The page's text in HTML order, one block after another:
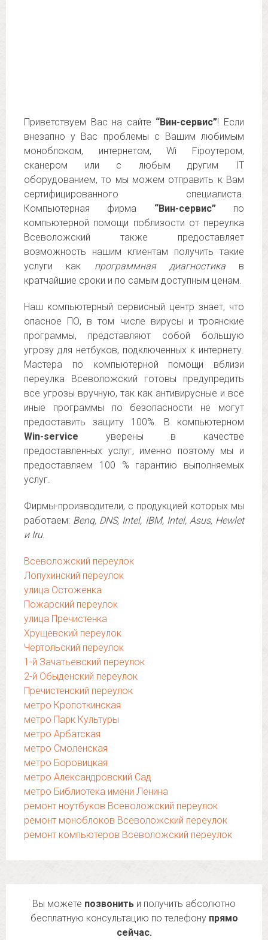
Приветствуем Вас на сайте “Вин-сервис”! Если
внезапно у Вас проблемы с Вашим любимым
моноблоком, интернетом, Wi Fiроутером,
сканером или с любым другим IT
оборудованием, то мы можем отправить к Вам
сертифицированного специалиста.
Компьютерная фирма “Вин-сервис”по
компьютерной помощи поблизости от переулка
Всеволожский также предоставляет
возможность нашим клиентам получить такие
услуги как программная диагностикав
кратчайшие сроки и по самым доступным ценам.
Наш компьютерный сервисный центр знает, что
опасное ПО, в том числе вирусы и троянские
программы, представляют собой большую
угрозу для нетбуков, подключенных к интернету.
Мастера по компьютерной помощи вблизи
переулка Всеволожский готовы предупредить
все угрозы вручную, так как антивирусные и все
иные программы по безопасности не могут
предоставить защиту 100%. В компьютерном
Win-service уверены в качестве
предоставленных услуг, именно поэтому мы и
предоставляем 100 % гарантию выполняемых
услуг.
Фирмы-производители, с продукцией которых мы
работаем: Benq, DNS, Intel, IBM, Intel, Asus, Hewlet
и Iru.
Всеволожский переулок
Лопухинский переулок
улица Остоженка
Пожарский переулок
улица Пречистенка
Хрущевский переулок
Чертольский переулок
1-й Зачатьевский переулок
2-й Обыденский переулок
Пречистенский переулок
метро Кропоткинская
метро Парк Культуры
метро Арбатская
метро Смоленская
метро Боровицкая
метро Александровский Сад
метро Библиотека имени Ленина
ремонт ноутбуков Всеволожский переулок
ремонт моноблоков Всеволожский переулок
ремонт компьютеров Всеволожский переулок
Вы можете позвонить и получить абсолютно
бесплатную консультацию по телефону прямо
сейчас.